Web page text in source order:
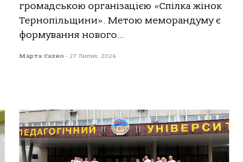
громадською організацією «Спілка жінок
Тернопільщини». Метою меморандуму є
формування нового...
Марта Сахно - 27 Липня, 2024